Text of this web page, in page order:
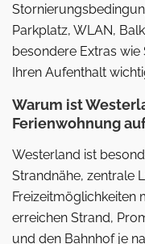
Parkplatz, WLAN,
besondere Extras
Ihren Aufenthalt
Warum ist
Ferienwohnung
Westerland ist
Strandnähe, zentrale
Freizeitmöglichkeiten
erreichen Strand,
und den Bahnhof je